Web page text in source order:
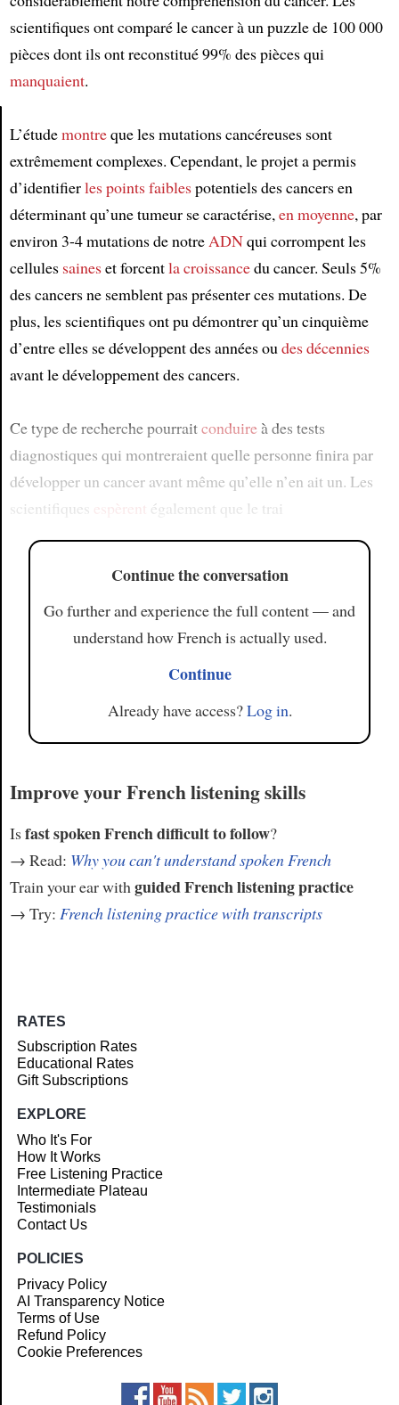
Article
scientifiques ont comparé le cancer à un puzzle de 100 000
pièces dont ils ont reconstitué 99% des pièces qui
manquaient.
L’étudemontreque les mutations cancéreuses sont
extrêmement complexes. Cependant, le projet a permis
d’identifierles points faiblespotentiels des cancers en
déterminant qu’une tumeur se caractérise, en moyenne, par
environ 3-4 mutations de notre ADNqui corrompent les
cellules saineset forcentla croissancedu cancer. Seuls 5%
des cancers ne semblent pas présenter ces mutations. De
plus, les scientifiques ont pu démontrer qu’un cinquième
d’entre elles se développent des années ou des décennies
avant le développement des cancers.
Ce type de recherche pourraitconduireà des tests
diagnostiques qui montreraient quelle personne finira par
développer un cancer avant même qu’elle n’en ait un. Les
scientifiques
espèrent également que le trai
Continue the conversation
Go further and experience the full content — and
understand how French is actually used.
Continue
Already have access?Log in.
Improve your French listening skills
Isfast spoken French difficult to follow?
→ Read: Why you can't understand spoken French
Train your ear withguided French listening practice
→ Try: French listening practice with transcripts
RATES
Subscription Rates
Educational Rates
Gift Subscriptions
EXPLORE
Who It's For
How It Works
Free Listening Practice
Intermediate Plateau
Testimonials
Contact Us
POLICIES
Privacy Policy
AI Transparency Notice
Terms of Use
Refund Policy
Cookie Preferences